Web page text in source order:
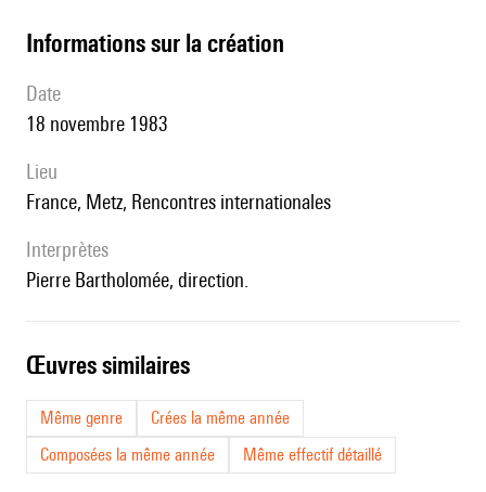
informations sur la création
date
18 novembre 1983
lieu
France, Metz, Rencontres internationales
interprètes
Pierre Bartholomée, direction.
œuvres similaires
Même genre
Crées la même année
Composées la même année
Même effectif détaillé